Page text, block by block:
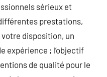
sérieux et
prestations,
disposition, un
expérience ; l’objectif
de qualité pour le